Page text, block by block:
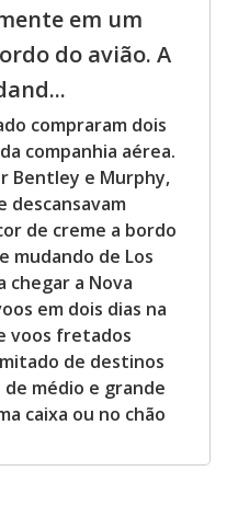
em um
do avião. A
compraram dois
companhia aérea.
Bentley e Murphy,
descansavam
de creme a bordo
mudando de Los
chegar a Nova
em dois dias na
voos fretados
de destinos
médio e grande
caixa ou no chão